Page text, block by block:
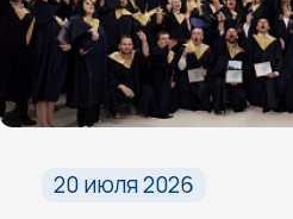
20 июля 2026